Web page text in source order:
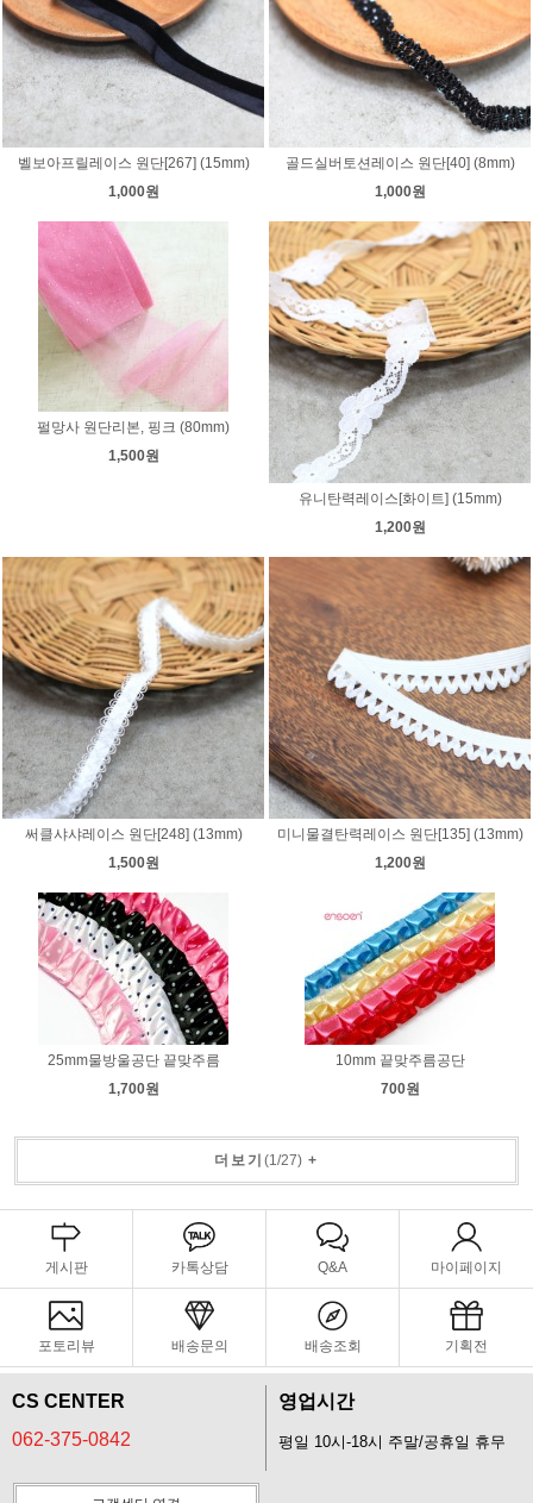
벨보아프릴레이스 원단[267] (15mm)
1,000원
골드실버토션레이스 원단[40] (8mm)
1,000원
펄망사 원단리본, 핑크 (80mm)
1,500원
유니탄력레이스[화이트] (15mm)
1,200원
써클샤샤레이스 원단[248] (13mm)
1,500원
미니물결탄력레이스 원단[135] (13mm)
1,200원
25mm물방울공단 끝맞주름
1,700원
10mm 끝맞주름공단
700원
더보기 (1/27) +
게시판 카톡상담 Q&A 마이페이지
포토리뷰 배송문의 배송조회 기획전
CS CENTER
062-375-0842
영업시간
평일 10시-18시 주말/공휴일 휴무